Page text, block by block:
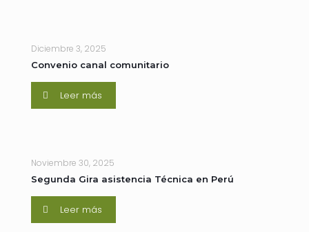
Diciembre 3, 2025
Convenio canal comunitario
Leer más
Noviembre 30, 2025
Segunda Gira asistencia Técnica en Perú
Leer más